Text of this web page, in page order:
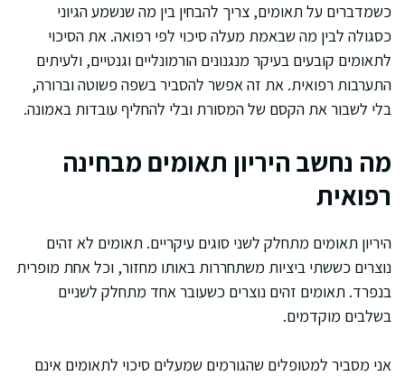
כשמדברים על תאומים, צריך להבחין בין מה שנשמע הגיוני
כסגולה לבין מה שבאמת מעלה סיכוי לפי רפואה. את הסיכוי
לתאומים קובעים בעיקר מנגנונים הורמונליים וגנטיים, ולעיתים
התערבות רפואית. את זה אפשר להסביר בשפה פשוטה וברורה,
בלי לשבור את הקסם של המסורת ובלי להחליף עובדות באמונה.
מה נחשב היריון תאומים מבחינה
רפואית
היריון תאומים מתחלק לשני סוגים עיקריים. תאומים לא זהים
נוצרים כששתי ביציות משתחררות באותו מחזור, וכל אחת מופרית
בנפרד. תאומים זהים נוצרים כשעובר אחד מתחלק לשניים
בשלבים מוקדמים.
אני מסביר למטופלים שהגורמים שמעלים סיכוי לתאומים אינם